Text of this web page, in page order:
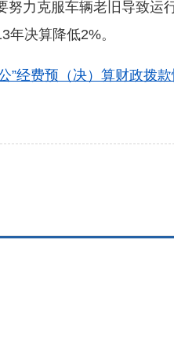
力克服车辆老旧导致运行
年决算降低2%。
”经费预（决）算财政拨